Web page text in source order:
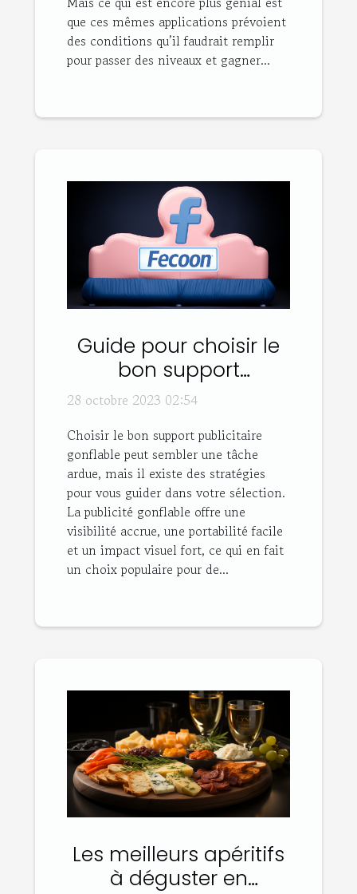
que ces mêmes applications prévoient
des conditions qu’il faudrait remplir
pour passer des niveaux et gagner...
Guide pour choisir le
bon support
publicitaire gonflable
28 octobre 2023 02:54
Choisir le bon support publicitaire
gonflable peut sembler une tâche
ardue, mais il existe des stratégies
pour vous guider dans votre sélection.
La publicité gonflable offre une
visibilité accrue, une portabilité facile
et un impact visuel fort, ce qui en fait
un choix populaire pour de...
Les meilleurs apéritifs
à déguster en